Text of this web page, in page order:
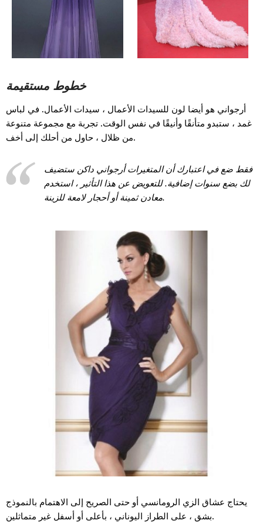
خطوط مستقيمة
أرجواني هو أيضا لون للسيدات الأعمال ، سيدات الأعمال. في لباس
غمد ، ستبدو متأنقًا وأنيقًا في نفس الوقت. تجربة مع مجموعة متنوعة
من ظلال ، حاول من أحلك إلى أخف.
فقط ضع في اعتبارك أن المتغيرات أرجواني داكن ستضيف
لك بضع سنوات إضافية. للتعويض عن هذا التأثير ، استخدم
معادن ثمينة أو أحجار لامعة للزينة.
يحتاج عشاق الزي الرومانسي أو حتى الصريح إلى الاهتمام بالنموذج
بشق ، على الطراز اليوناني ، بأعلى أو أسفل غير متماثلين.